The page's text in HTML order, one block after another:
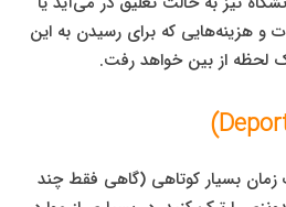
و هزینه‌هایی که برای رسیدن به این
لحظه از بین خواهد رفت.
زمان بسیار کوتاهی (گاهی فقط چند